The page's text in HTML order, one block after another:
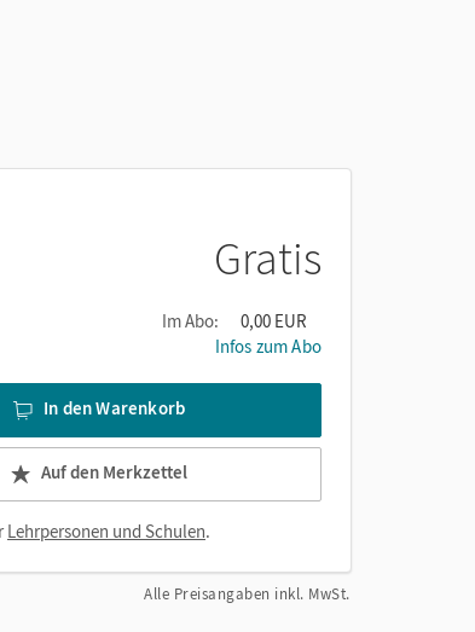
Gratis
Im Abo:
0,00 EUR
Infos zum Abo
In den Warenkorb
Auf den Merkzettel
Lehrpersonen und Schulen.
Alle Preisangaben inkl. MwSt.